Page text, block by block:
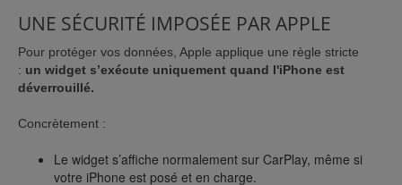
UNE SÉCURITÉ IMPOSÉE PAR APPLE
Pour protéger vos données, Apple applique une règle stricte
: un widget s’exécute uniquement quand l'iPhone est
déverrouillé.
Concrètement :
Le widget s’affiche normalement sur CarPlay, même si
votre iPhone est posé et en charge.